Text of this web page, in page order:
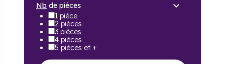
Nb de pièces
1 pièce
2 pièces
3 pièces
4 pièces
5 pièces et +